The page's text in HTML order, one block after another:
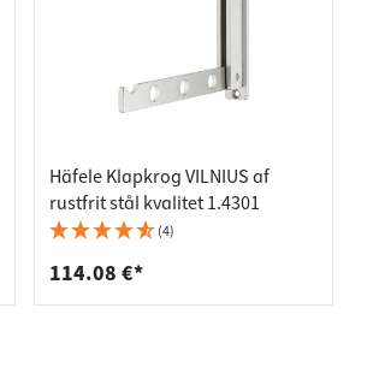
Häfele Klapkrog VILNIUS af
rustfrit stål kvalitet 1.4301
(4)
114.08 €*